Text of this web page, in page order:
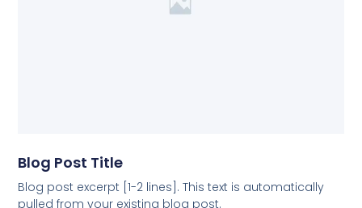
Blog Post Title
Blog post excerpt [1-2 lines]. This text is automatically
pulled from your existing blog post.